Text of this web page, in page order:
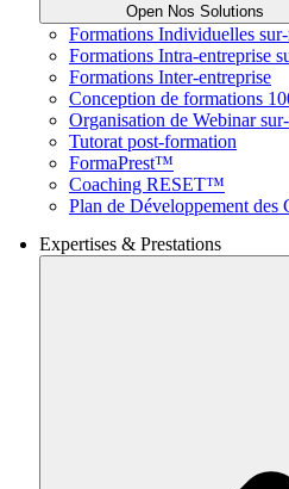
Open Nos Solutions
Formations Individuelles
Formations Intra-entreprise
Formations Inter-entreprise
Conception de formations
Organisation de Webinar
Tutorat post-formation
FormaPrest™
Coaching RESET™
Plan de Développement des
Expertises & Prestations